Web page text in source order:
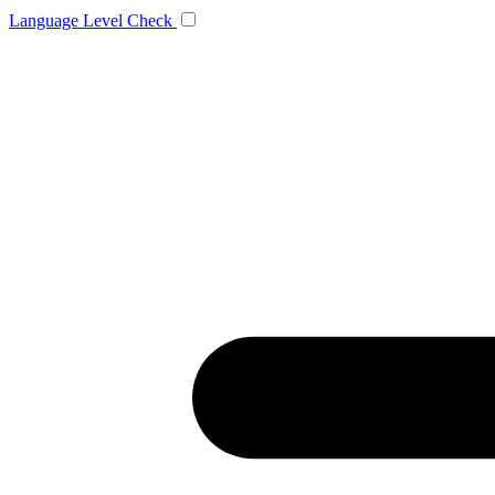
Language Level Check